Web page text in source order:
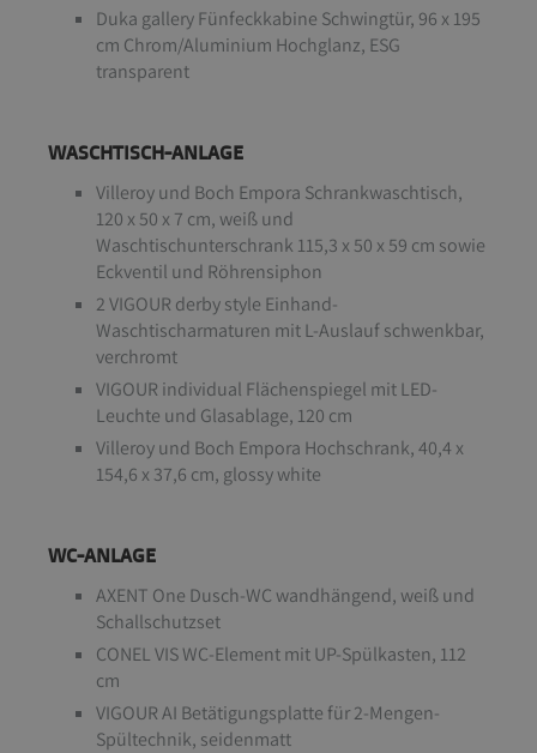
Duka gallery Fünfeckkabine Schwingtür, 96 x 195
cm Chrom/Aluminium Hochglanz, ESG
transparent
WASCHTISCH-ANLAGE
Villeroy und Boch Empora Schrankwaschtisch,
120 x 50 x 7 cm, weiß und
Waschtischunterschrank 115,3 x 50 x 59 cm sowie
Eckventil und Röhrensiphon
2 VIGOUR derby style Einhand-
Waschtischarmaturen mit L-Auslauf schwenkbar,
verchromt
VIGOUR individual Flächenspiegel mit LED-
Leuchte und Glasablage, 120 cm
Villeroy und Boch Empora Hochschrank, 40,4 x
154,6 x 37,6 cm, glossy white
WC-ANLAGE
AXENT One Dusch-WC wandhängend, weiß und
Schallschutzset
CONEL VIS WC-Element mit UP-Spülkasten, 112
cm
VIGOUR AI Betätigungsplatte für 2-Mengen-
Spültechnik, seidenmatt